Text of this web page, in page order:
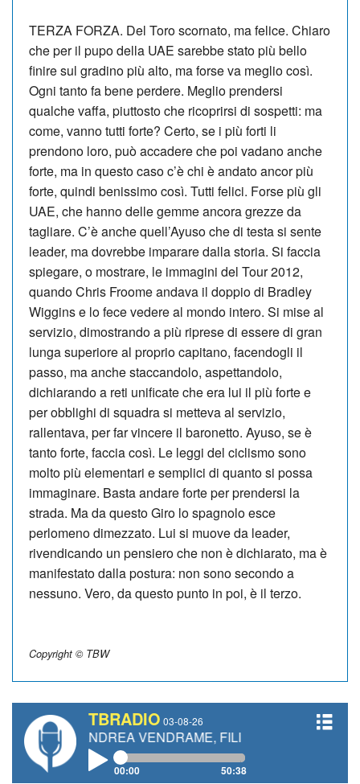
TERZA FORZA. Del Toro scornato, ma felice. Chiaro
che per il pupo della UAE sarebbe stato più bello
finire sul gradino più alto, ma forse va meglio così.
Ogni tanto fa bene perdere. Meglio prendersi
qualche vaffa, piuttosto che ricoprirsi di sospetti: ma
come, vanno tutti forte? Certo, se i più forti li
prendono loro, può accadere che poi vadano anche
forte, ma in questo caso c’è chi è andato ancor più
forte, quindi benissimo così. Tutti felici. Forse più gli
UAE, che hanno delle gemme ancora grezze da
tagliare. C’è anche quell’Ayuso che di testa si sente
leader, ma dovrebbe imparare dalla storia. Si faccia
spiegare, o mostrare, le immagini del Tour 2012,
quando Chris Froome andava il doppio di Bradley
Wiggins e lo fece vedere al mondo intero. Si mise al
servizio, dimostrando a più riprese di essere di gran
lunga superiore al proprio capitano, facendogli il
passo, ma anche staccandolo, aspettandolo,
dichiarando a reti unificate che era lui il più forte e
per obblighi di squadra si metteva al servizio,
rallentava, per far vincere il baronetto. Ayuso, se è
tanto forte, faccia così. Le leggi del ciclismo sono
molto più elementari e semplici di quanto si possa
immaginare. Basta andare forte per prendersi la
strada. Ma da questo Giro lo spagnolo esce
perlomeno dimezzato. Lui si muove da leader,
rivendicando un pensiero che non è dichiarato, ma è
manifestato dalla postura: non sono secondo a
nessuno. Vero, da questo punto in poi, è il terzo.
Copyright © TBW
TBRADIO 03-08-26
ANDREA VENDRAME, FILIPPO FIORELLI
00:00 50:38